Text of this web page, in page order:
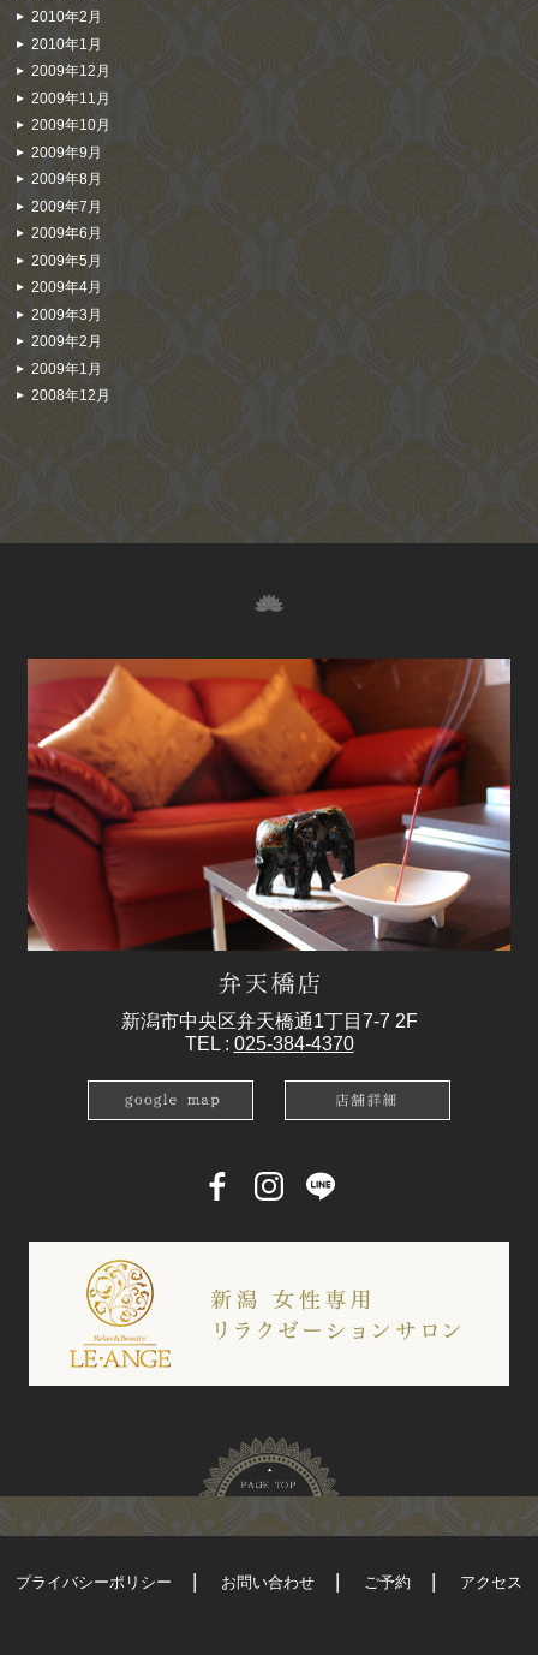
2010年2月
2010年1月
2009年12月
2009年11月
2009年10月
2009年9月
2009年8月
2009年7月
2009年6月
2009年5月
2009年4月
2009年3月
2009年2月
2009年1月
2008年12月
新潟市中央区弁天橋通1丁目7-7 2F
TEL : 025-384-4370
プライバシーポリシー お問い合わせ ご予約 アクセス